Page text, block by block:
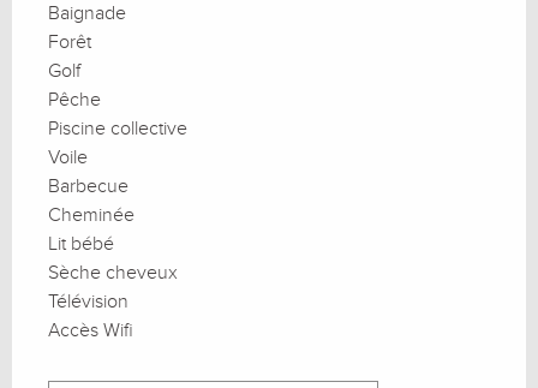
Baignade
Forêt
Golf
Pêche
Piscine collective
Voile
Barbecue
Cheminée
Lit bébé
Sèche cheveux
Télévision
Accès Wifi